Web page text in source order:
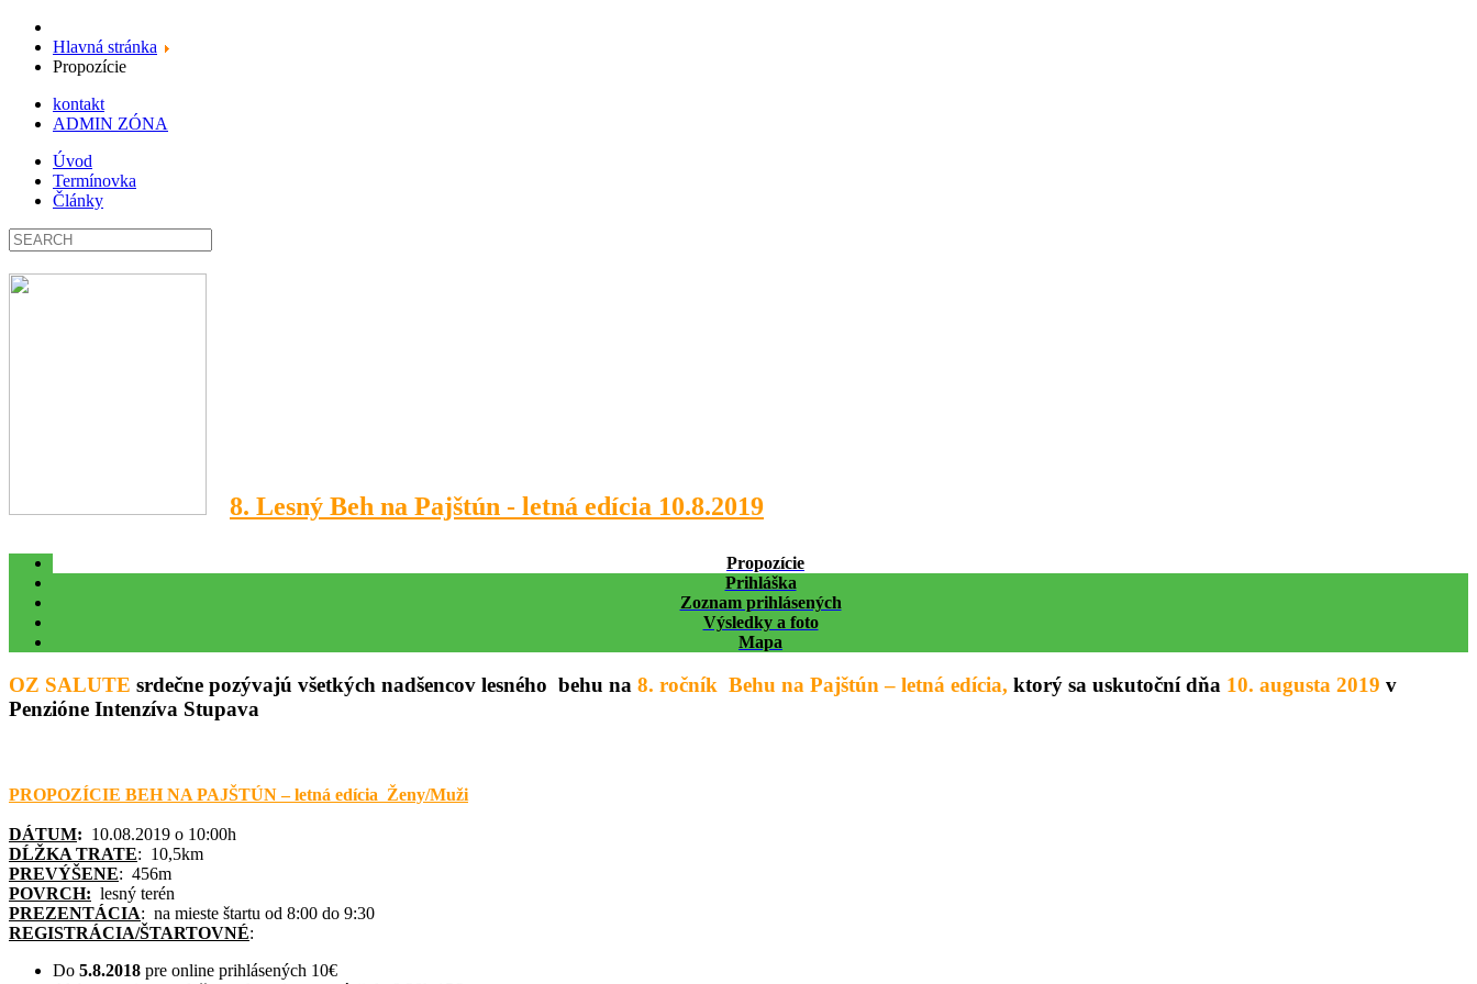
Hlavná stránka
Propozície
kontakt
ADMIN ZÓNA
Úvod
Termínovka
Články
8. Lesný Beh na Pajštún - letná edícia 10.8.2019
Propozície
Prihláška
Zoznam prihlásených
Výsledky a foto
Mapa
OZ SALUTE srdečne pozývajú všetkých nadšencov lesného behu na 8. ročník Behu na Pajštún – letná edícia, ktorý sa uskutoční dňa 10. augusta 2019 v
Penzióne Intenzíva Stupava
PROPOZÍCIE BEH NA PAJŠTÚN – letná edícia Ženy/Muži
DÁTUM: 10.08.2019 o 10:00h
DĹŽKA TRATE: 10,5km
PREVÝŠENE: 456m
POVRCH: lesný terén
PREZENTÁCIA: na mieste štartu od 8:00 do 9:30
REGISTRÁCIA/ŠTARTOVNÉ:
Do 5.8.2018 pre online prihlásených 10€